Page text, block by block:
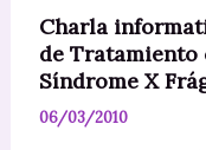
Charla
de Tratamiento
Síndrome X
06/03/2010